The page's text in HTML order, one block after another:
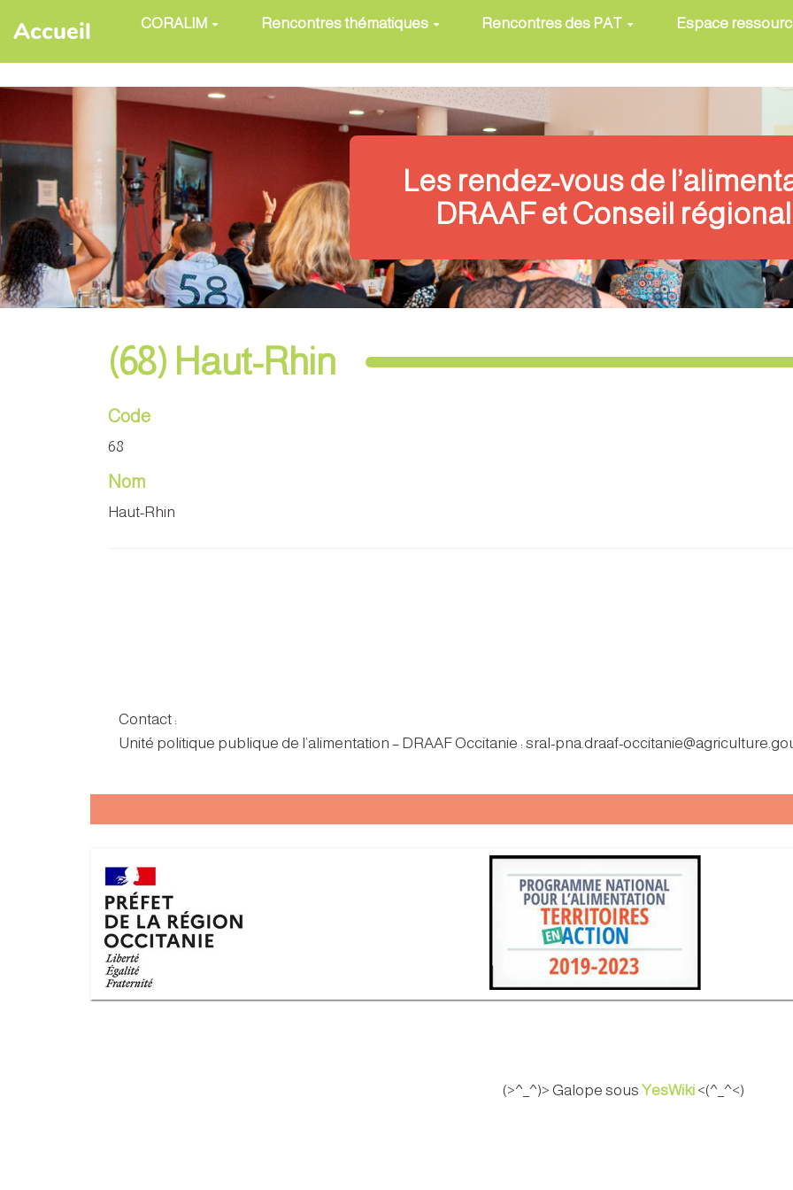
Aller au contenu principal
Accueil CORALIM Rencontres thématiques Rencontres des PAT Espace
Les rendez-vous de
DRAAF et Conseil
(68) Haut-Rhin
Code
68
Nom
Haut-Rhin
Contact :
Unité politique publique de l’alimentation – DRAAF Occitanie : sral-pna.draaf-
(>^_^)> Galope sous YesWiki<(^_^<)